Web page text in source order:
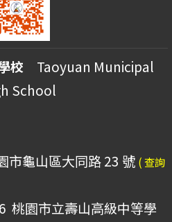
校 Taoyuan Municipal
School
市龜山區大同路 23 號 ( 查詢
桃園市立壽山高級中等學